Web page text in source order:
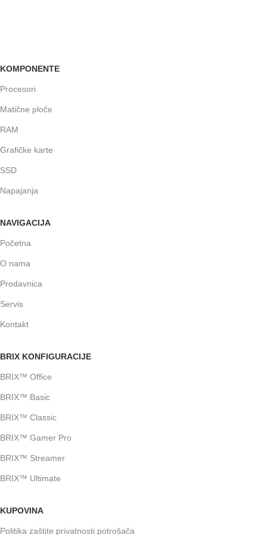
KOMPONENTE
Procesori
Matične ploče
RAM
Grafičke karte
SSD
Napajanja
NAVIGACIJA
Početna
O nama
Prodavnica
Servis
Kontakt
BRIX KONFIGURACIJE
BRIX™ Office
BRIX™ Basic
BRIX™ Classic
BRIX™ Gamer Pro
BRIX™ Streamer
BRIX™ Ultimate
KUPOVINA
Politika zaštite privatnosti potrošača